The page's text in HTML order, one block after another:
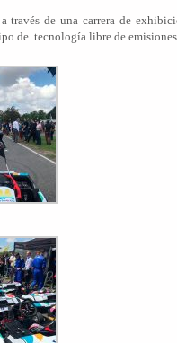
de una carrera de
de tecnología libre de